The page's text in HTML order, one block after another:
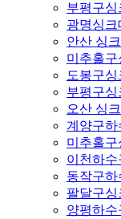
부평구
광명싱
안산 싱
미추홀
도봉구
부평구
오산 싱
계양구하
미추홀
이천하수
동작구
팔달구
양평하